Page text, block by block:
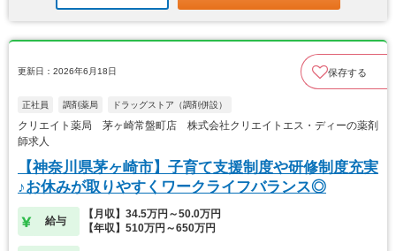
更新日：2026年6月18日 保存する
正社員 調剤薬局 ドラッグストア（調剤併設）
クリエイト薬局 茅ヶ崎常盤町店 株式会社クリエイトエス・ディーの薬剤
師求人
【神奈川県茅ヶ崎市】子育て支援制度や研修制度充実
♪お休みが取りやすくワークライフバランス◎
給与
【月収】34.5万円～50.0万円
【年収】510万円～650万円